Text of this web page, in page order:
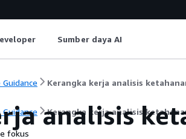
Sumber daya AI
Kerangka kerja analisis
Kerangka kerja analisis
analisis
fokus